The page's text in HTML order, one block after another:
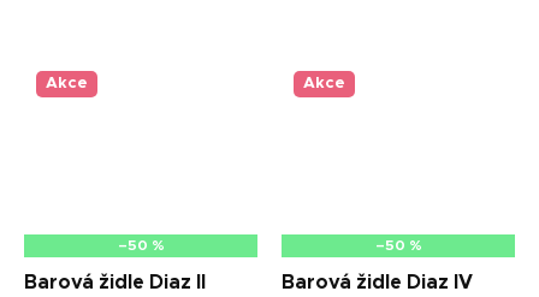
Akce
–50 %
Barová židle Diaz II
Akce
–50 %
Barová židle Diaz IV